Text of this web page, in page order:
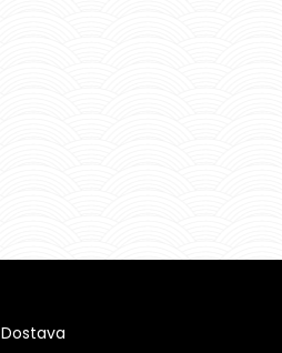
Dostava